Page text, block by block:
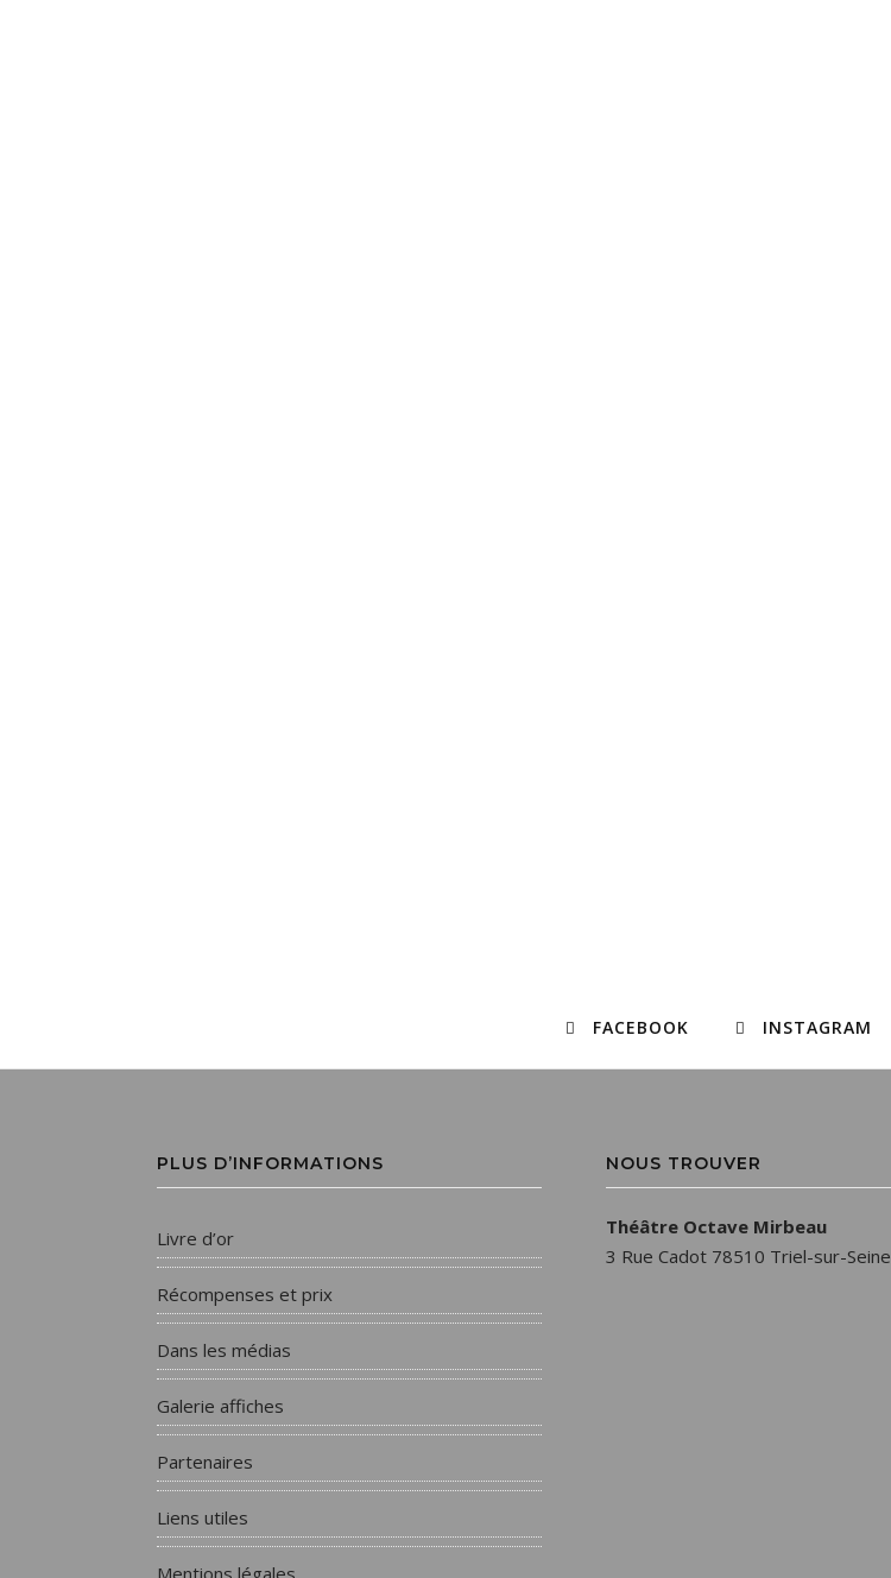
FACEBOOK INSTAGRAM
PLUS D’INFORMATIONS
Livre d’or
Récompenses et prix
Dans les médias
Galerie affiches
Partenaires
Liens utiles
Mentions légales
NOUS TROUVER
Théâtre Octave Mirbeau
3 Rue Cadot 78510 Triel-sur-Seine